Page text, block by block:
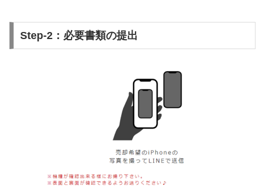
Step-2：必要書類の提出